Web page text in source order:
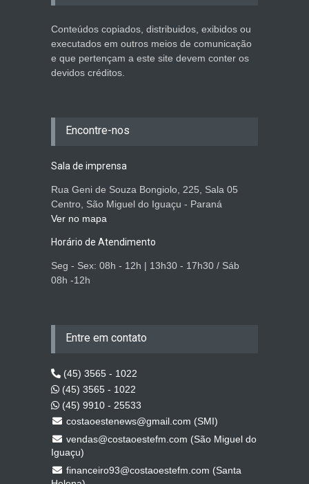
Conteúdos copiados, distribuidos, exibidos ou
executados em outros meios de comunicação
e que pertençam a este site devem conter os
devidos créditos.
Encontre-nos
Sala de imprensa
Rua Geni de Souza Bongiolo, 225, Sala 05
Centro, São Miguel do Iguaçu - Paraná
Ver no mapa
Horário de Atendimento
Seg - Sex: 08h - 12h | 13h30 - 17h30 / Sáb
08h -12h
Entre em contato
(45) 3565 - 1022
(45) 3565 - 1022
(45) 9910 - 25533
costaoestenews@gmail.com (SMI)
vendas@costaoestefm.com (São Miguel do
Iguaçu)
financeiro93@costaoestefm.com (Santa